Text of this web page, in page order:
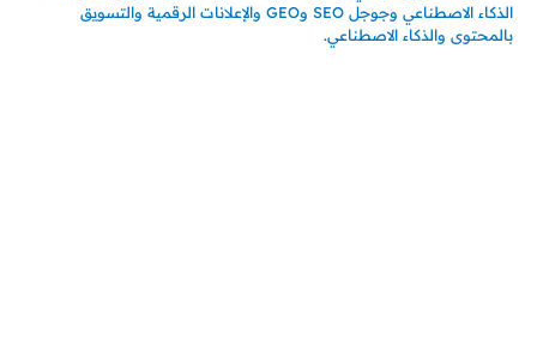
الذكاء الاصطناعي وجوجل SEO وGEO والإعلانات الرقمية والتسويق
بالمحتوى والذكاء الاصطناعي.